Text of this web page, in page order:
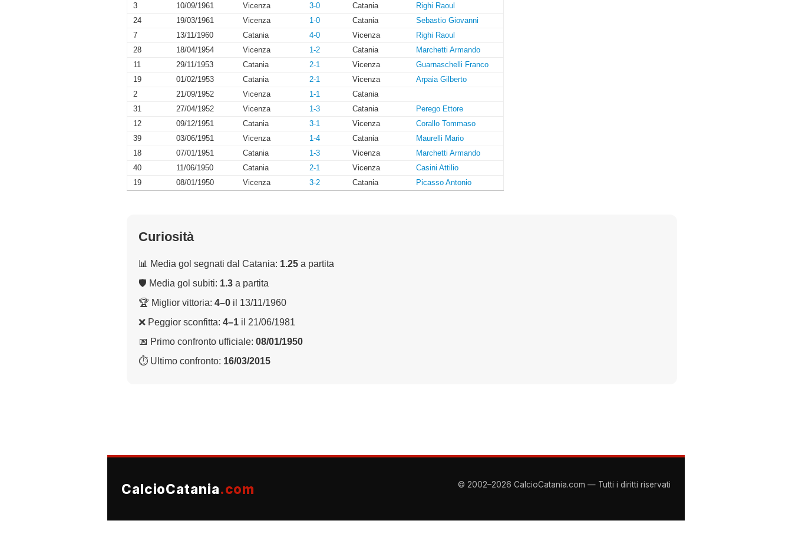
3
10/09/1961 Vicenza 3-0 Catania
Righi Raoul
24
19/03/1961 Vicenza 1-0 Catania
Sebastio Giovanni
7
13/11/1960 Catania 4-0 Vicenza
Righi Raoul
28
18/04/1954 Vicenza 1-2 Catania
Marchetti Armando
11
29/11/1953 Catania 2-1 Vicenza
Guarnaschelli Franco
19
01/02/1953 Catania 2-1 Vicenza
Arpaia Gilberto
2
21/09/1952 Vicenza 1-1
Catania
31
27/04/1952 Vicenza 1-3 Catania
Perego Ettore
12
09/12/1951 Catania 3-1 Vicenza
Corallo Tommaso
39
03/06/1951 Vicenza 1-4 Catania
Maurelli Mario
18
07/01/1951 Catania 1-3 Vicenza
Marchetti Armando
40
11/06/1950 Catania 2-1 Vicenza
Casini Attilio
19
08/01/1950 Vicenza 3-2 Catania Picasso Antonio
Curiosità
📊 Media gol segnati dal Catania: 1.25 a partita
🛡 Media gol subiti: 1.3 a partita
🏆 Miglior vittoria: 4–0 il 13/11/1960
❌ Peggior sconfitta: 4–1 il 21/06/1981
📅 Primo confronto ufficiale: 08/01/1950
⏱ Ultimo confronto: 16/03/2015
CalcioCatania.com © 2002–2026 CalcioCatania.com — Tutti i diritti riservati